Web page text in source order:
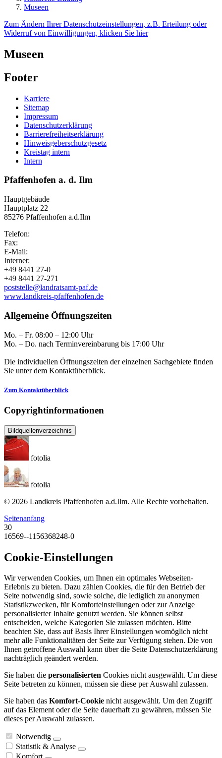
Museen
Zum Ändern Ihrer Datenschutzeinstellungen, z.B. Erteilung oder
Widerruf von Einwilligungen, klicken Sie hier
Museen
Footer
Karriere
Sitemap
Impressum
Datenschutzerklärung
Barrierefreiheitserklärung
Hinweisgeberschutzgesetz
Kreistag intern
Intern
Pfaffenhofen a. d. Ilm
Hauptgebäude
Hauptplatz 22
85276 Pfaffenhofen a.d.Ilm
Telefon:
Fax:
E-Mail:
Internet:
+49 8441 27-0
+49 8441 27-271
poststelle@landratsamt-paf.de
www.landkreis-pfaffenhofen.de
Allgemeine Öffnungszeiten
Mo. – Fr. 08:00 – 12:00 Uhr
Mo. – Do. nach Terminvereinbarung bis 17:00 Uhr
Die individuellen Öffnungszeiten der einzelnen Sachgebiete finden
Sie unter dem Kontaktüberblick.
Zum Kontaktüberblick
Copyrightinformationen
Bildquellenverzeichnis
fotolia
fotolia
© 2026 Landkreis Pfaffenhofen a.d.Ilm. Alle Rechte vorbehalten.
Seitenanfang
30
16569--1156368248-0
Cookie-Einstellungen
Wir verwenden Cookies, um Ihnen ein optimales Webseiten-
Erlebnis zu bieten. Dazu zählen Cookies, die für den Betrieb der
Seite notwendig sind, sowie solche, die lediglich zu anonymen
Statistikzwecken, für Komforteinstellungen oder zur Anzeige
personalisierter Inhalte genutzt werden. Sie können selbst
entscheiden, welche Kategorien Sie zulassen möchten. Bitte
beachten Sie, dass auf Basis Ihrer Einstellungen womöglich nicht
mehr alle Funktionalitäten der Seite zur Verfügung stehen. Die von
Ihnen getroffene Auswahl kann über die Seite Datenschutzerklärung
nachträglich geändert werden.
Sie haben die personalisierten Cookies nicht ausgewählt. Um diese
Seite betreten zu können, müssen sie diese per Auswahl zulassen.
Sie haben das Komfort-Cookie nicht ausgewählt. Um den Zugriff
auf das Element oder die Seite dauerhaft zu gewähren, müssen Sie
dieses per Auswahl zulassen.
Notwendig
Statistik & Analyse